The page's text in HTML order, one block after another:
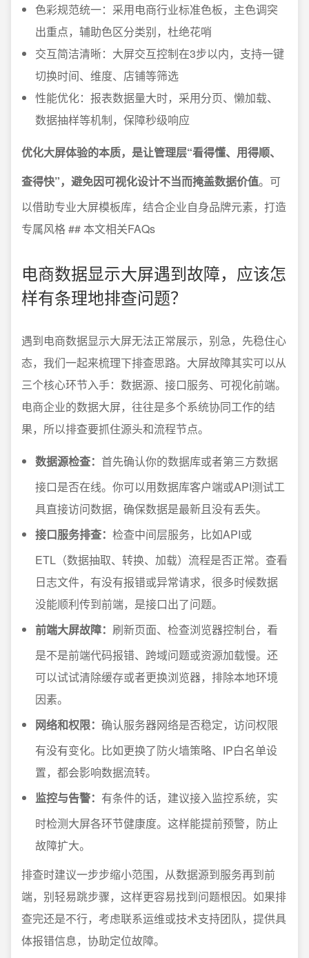
色彩规范统一：采用电商行业标准色板，主色调突
出重点，辅助色区分类别，杜绝花哨
交互简洁清晰：大屏交互控制在3步以内，支持一键
切换时间、维度、店铺等筛选
性能优化：报表数据量大时，采用分页、懒加载、
数据抽样等机制，保障秒级响应
优化大屏体验的本质，是让管理层“看得懂、用得顺、
查得快”，避免因可视化设计不当而掩盖数据价值。可
以借助专业大屏模板库，结合企业自身品牌元素，打造
专属风格 ## 本文相关FAQs
电商数据显示大屏遇到故障，应该怎
样有条理地排查问题？
遇到电商数据显示大屏无法正常展示，别急，先稳住心
态，我们一起来梳理下排查思路。大屏故障其实可以从
三个核心环节入手：数据源、接口服务、可视化前端。
电商企业的数据大屏，往往是多个系统协同工作的结
果，所以排查要抓住源头和流程节点。
数据源检查： 首先确认你的数据库或者第三方数据
接口是否在线。你可以用数据库客户端或API测试工
具直接访问数据，确保数据是最新且没有丢失。
接口服务排查： 检查中间层服务，比如API或
ETL（数据抽取、转换、加载）流程是否正常。查看
日志文件，有没有报错或异常请求，很多时候数据
没能顺利传到前端，是接口出了问题。
前端大屏故障： 刷新页面、检查浏览器控制台，看
是不是前端代码报错、跨域问题或资源加载慢。还
可以试试清除缓存或者更换浏览器，排除本地环境
因素。
网络和权限： 确认服务器网络是否稳定，访问权限
有没有变化。比如更换了防火墙策略、IP白名单设
置，都会影响数据流转。
监控与告警： 有条件的话，建议接入监控系统，实
时检测大屏各环节健康度。这样能提前预警，防止
故障扩大。
排查时建议一步步缩小范围，从数据源到服务再到前
端，别轻易跳步骤，这样更容易找到问题根因。如果排
查完还是不行，考虑联系运维或技术支持团队，提供具
体报错信息，协助定位故障。